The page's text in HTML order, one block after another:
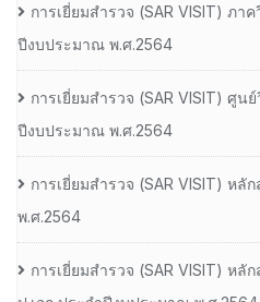
การเยี่ยมสํารวจ (SAR VISIT) ภา
ปีงบประมาณ พ.ศ.2564
การเยี่ยมสํารวจ (SAR VISIT) ศูน
ปีงบประมาณ พ.ศ.2564
การเยี่ยมสํารวจ (SAR VISIT) ห
พ.ศ.2564
การเยี่ยมสํารวจ (SAR VISIT) หลั